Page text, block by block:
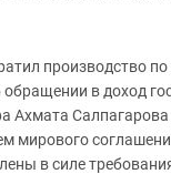
производство по
в доход
Ахмата
мирового
в силе